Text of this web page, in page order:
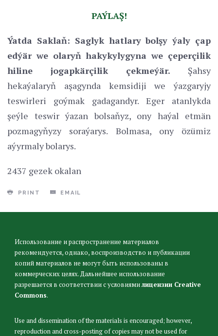
PAÝLAŞ!
Ýatda Saklaň: Saglyk hatlary bolşy ýaly çap
edýär we olaryň hakykylygyna we çeperçilik
hiline jogapkärçilik çekmeýär. Şahsy
hekaýalaryň aşagynda kemsidiji we ýazgaryjy
teswirleri goýmak gadagandyr. Eger atanlykda
şeýle teswir ýazan bolsaňyz, ony haýal etmän
pozmagyňyzy soraýarys. Bolmasa, ony özümiz
aýyrmaly bolarys.
2437 gezek okalan
PRINT EMAIL
Использование и распространение материалов
рекомендуется, однако, воспроизводство и публикации
копий материалов не могут быть использованы в
коммерческих целях. Дальнейшее использование
разрешается в соответствии с условиямилицензии Creative
Commons.
Use and dissemination of the materials is encouraged; however,
reproduction and cross-posting of copies may not be used for